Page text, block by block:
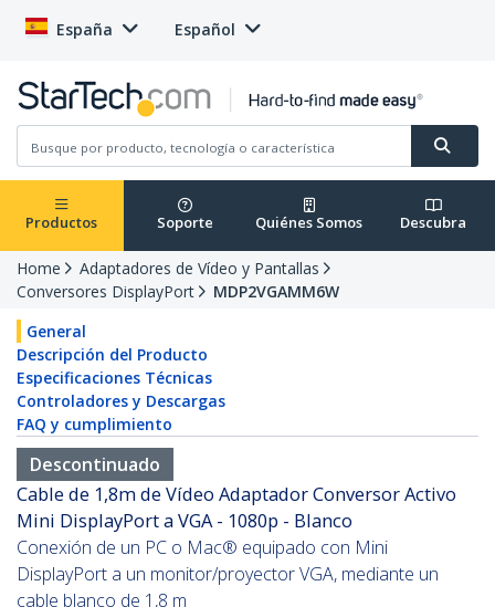
España Español
Productos Soporte Quiénes Somos Descubra
Home
Adaptadores de Vídeo y Pantallas
Conversores DisplayPort
MDP2VGAMM6W
General
Descripción del Producto
Especificaciones Técnicas
Controladores y Descargas
FAQ y cumplimiento
Descontinuado
Cable de 1,8m de Vídeo Adaptador Conversor Activo
Mini DisplayPort a VGA - 1080p - Blanco
Conexión de un PC o Mac® equipado con Mini
DisplayPort a un monitor/proyector VGA, mediante un
cable blanco de 1,8 m